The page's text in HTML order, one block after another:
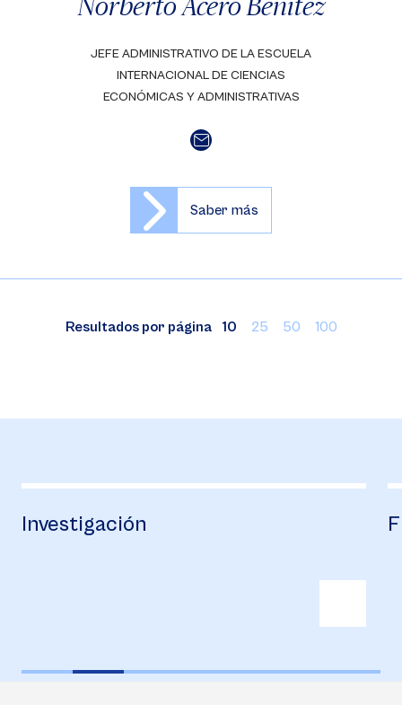
JEFE ADMINISTRATIVO DE LA ESCUELA
INTERNACIONAL DE CIENCIAS
ECONÓMICAS Y ADMINISTRATIVAS
Saber más
Resultados por página 10 25 50 100